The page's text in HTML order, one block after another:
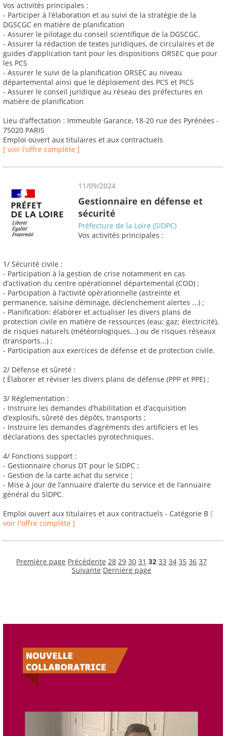
Vos activités principales :
- Participer à l’élaboration et au suivi de la stratégie de la
DGSCGC en matière de planification
- Assurer le pilotage du conseil scientifique de la DGSCGC.
- Assurer la rédaction de textes juridiques, de circulaires et de
guides d’application tant pour les dispositions ORSEC que pour
les PCS
- Assurer le suivi de la planification ORSEC au niveau
départemental ainsi que le déploiement des PCS et PICS
- Assurer le conseil juridique au réseau des préfectures en
matière de planification
Lieu d’affectation : Immeuble Garance, 18-20 rue des Pyrénées -
75020 PARIS
Emploi ouvert aux titulaires et aux contractuels
[ voir l'offre complète ]
11/09/2024
Gestionnaire en défense et
sécurité
Préfecture de la Loire (SIDPC)
Vos activités principales :
1/ Sécurité civile :
- Participation à la gestion de crise notamment en cas
d’activation du centre opérationnel départemental (COD) ;
- Participation à l’activité opérationnelle (astreinte et
permanence, saisine déminage, déclenchement alertes ...) ;
- Planification: élaborer et actualiser les divers plans de
protection civile en matière de ressources (eau; gaz; électricité),
de risques naturels (météorologiques...) ou de risques réseaux
(transports...) ;
- Participation aux exercices de défense et de protection civile.
2/ Défense et sûreté :
( Élaborer et réviser les divers plans de défense (PPP et PPE) ;
3/ Réglementation :
- Instruire les demandes d’habilitation et d’acquisition
d’explosifs, sûreté des dépôts, transports ;
- Instruire les demandes d’agréments des artificiers et les
déclarations des spectacles pyrotechniques.
4/ Fonctions support :
- Gestionnaire chorus DT pour le SIDPC ;
- Gestion de la carte achat du service ;
- Mise à jour de l’annuaire d’alerte du service et de l’annuaire
général du SIDPC.
Emploi ouvert aux titulaires et aux contractuels - Catégorie B [
voir l'offre complète ]
Première page Précédente 28 29 30 31 32 33 34 35 36 37
Suivante Dernière page